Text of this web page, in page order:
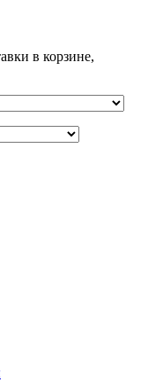
в корзине,